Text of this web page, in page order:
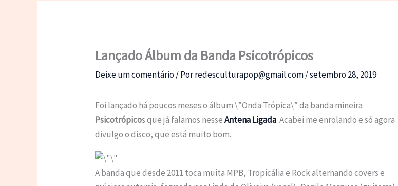
Lançado Álbum da Banda Psicotrópicos
Deixe um comentário/ Porredesculturapop@gmail.com/setembro 28, 2019
Foi lançado há poucos meses o álbum \”Onda Trópica\” da banda mineira
Psicotrópicos que já falamos nesseAntena Ligada. Acabei me enrolando e só agora
divulgo o disco, que está muito bom.
A banda que desde 2011 toca muita MPB, Tropicália e Rock alternando covers e